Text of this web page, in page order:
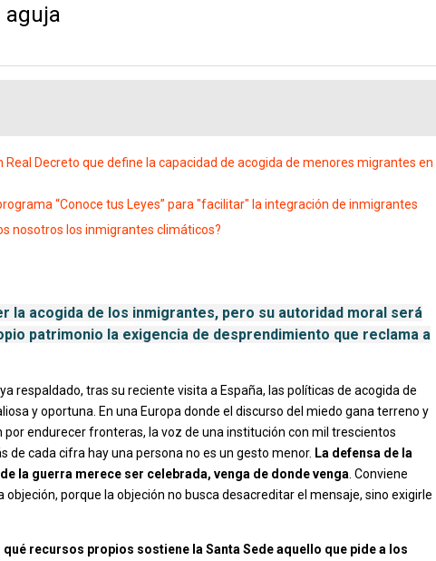
aguja
Real Decreto que define la capacidad de acogida de menores migrantes en
“Conoce tus Leyes” para "facilitar" la integración de inmigrantes
nosotros los inmigrantes climáticos?
la acogida de los inmigrantes, pero su autoridad moral será
patrimonio la exigencia de desprendimiento que reclama a
respaldado, tras su reciente visita a España, las políticas de acogida de
y oportuna. En una Europa donde el discurso del miedo gana terreno y
endurecer fronteras, la voz de una institución con mil trescientos
de cada cifra hay una persona no es un gesto menor. La defensa de la
la guerra merece ser celebrada, venga de donde venga . Conviene
porque la objeción no busca desacreditar el mensaje, sino exigirle
recursos propios sostiene la Santa Sede aquello que pide a los